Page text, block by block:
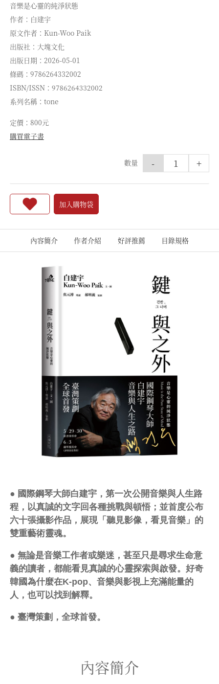
音樂是心靈的純淨狀態
作者：白建宇
原文作者：Kun-Woo Paik
出版社：大塊文化
出版日期：2026-05-01
條碼：9786264332002
ISBN/ISSN：9786264332002
系列名稱：tone
定價：800元
購買電子書
數量 +
-
加入購物袋
內容簡介 作者介紹 好評推薦 目錄規格
● 國際鋼琴大師白建宇，第一次公開音樂與人生路
程，以真誠的文字回各種挑戰與頓悟；並首度公布
六十張攝影作品，展現「聽見影像，看見音樂」的
雙重藝術靈魂。
● 無論是音樂工作者或樂迷，甚至只是尋求生命意
義的讀者，都能看見真誠的心靈探索與啟發。好奇
韓國為什麼在K-pop、音樂與影視上充滿能量的
人，也可以找到解釋。
● 臺灣策劃，全球首發。
內容簡介